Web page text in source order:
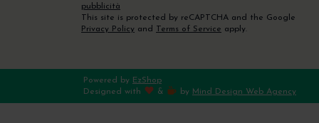
pubblicità
This site is protected by reCAPTCHA and the Google
Privacy Policy and Terms of Service apply.
Powered by EzShop
Designed with
& by Mind Design Web Agency